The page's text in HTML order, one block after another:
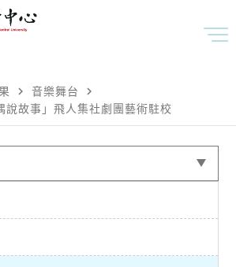
navigate_next 音樂舞台 navigate_next
說故事」飛人集社劇團藝術駐校